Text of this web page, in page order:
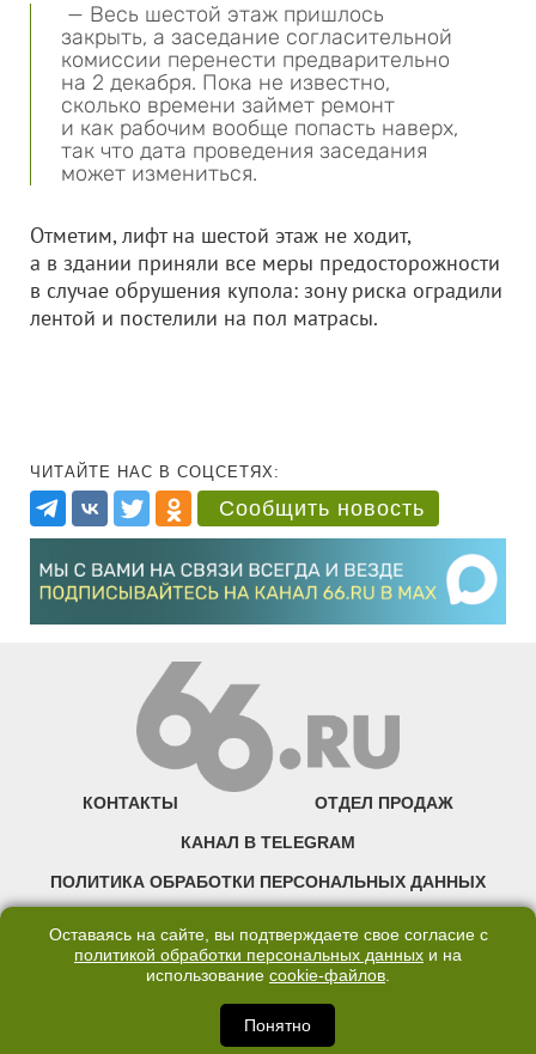
— Весь шестой этаж пришлось
закрыть, а заседание согласительной
комиссии перенести предварительно
на 2 декабря. Пока не известно,
сколько времени займет ремонт
и как рабочим вообще попасть наверх,
так что дата проведения заседания
может измениться.
Отметим, лифт на шестой этаж не ходит,
а в здании приняли все меры предосторожности
в случае обрушения купола: зону риска оградили
лентой и постелили на пол матрасы.
ЧИТАЙТЕ НАС В СОЦСЕТЯХ:
Сообщить новость
КОНТАКТЫ ОТДЕЛ ПРОДАЖ
КАНАЛ В TELEGRAM
ПОЛИТИКА ОБРАБОТКИ ПЕРСОНАЛЬНЫХ ДАННЫХ
©2007—2025 66.RU. Воспроизведение, сообщение, доведение до всеобщего
правообладателя запрещено. Сетевое издание «Современный портал
Екатеринбурга — «66.ru» (18+) зарегистрировано Федеральной службой по
надзору в сфере связи, информационных технологий и массовых коммуникаций
Оставаясь на сайте, вы подтверждаете свое согласие с
политикой обработки персональных данных и на
использование cookie-файлов.
Понятно